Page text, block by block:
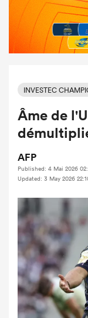
INVESTEC
Âme de
AFP
Published: 4 Mai 2026
Updated: 3 May 2026